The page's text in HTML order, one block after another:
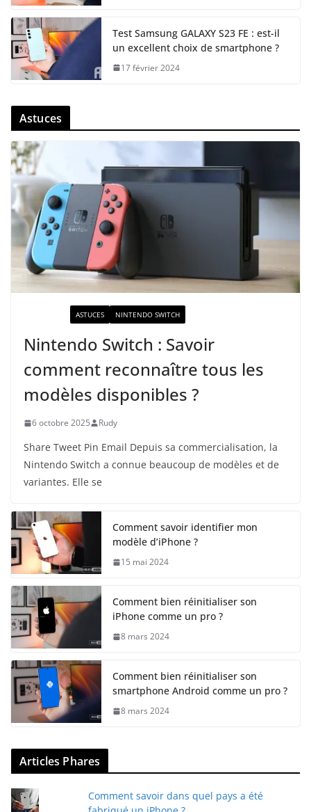
Test Samsung GALAXY S23 FE : est-il
un excellent choix de smartphone ?
17 février 2024
Astuces
ASTUCES NINTENDO SWITCH
Nintendo Switch : Savoir
comment reconnaître tous les
modèles disponibles ?
6 octobre 2025 Rudy
Share Tweet Pin Email Depuis sa commercialisation, la
Nintendo Switch a connue beaucoup de modèles et de
variantes. Elle se
Comment savoir identifier mon
modèle d’iPhone ?
15 mai 2024
Comment bien réinitialiser son
iPhone comme un pro ?
8 mars 2024
Comment bien réinitialiser son
smartphone Android comme un pro ?
8 mars 2024
Articles Phares
Comment savoir dans quel pays a été